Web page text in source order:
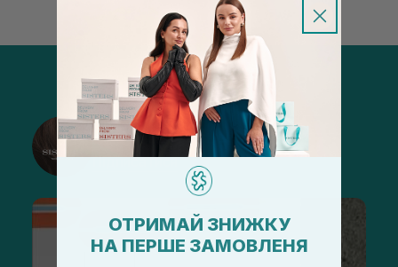
@sisters_stelmakh в Instagram
Підписатися
ОТРИМАЙ ЗНИЖКУ
НА ПЕРШЕ ЗАМОВЛЕНЯ